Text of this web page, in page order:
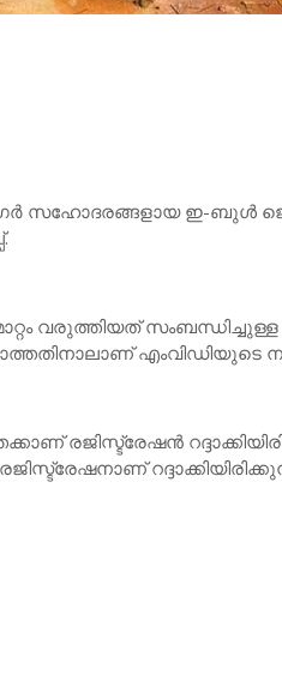
സഹോദരങ്ങളായ ഇ-ബുള്‍
വരുത്തിയത്
എംവിഡിയുടെ
രജിസ്ട്രേഷന്‍